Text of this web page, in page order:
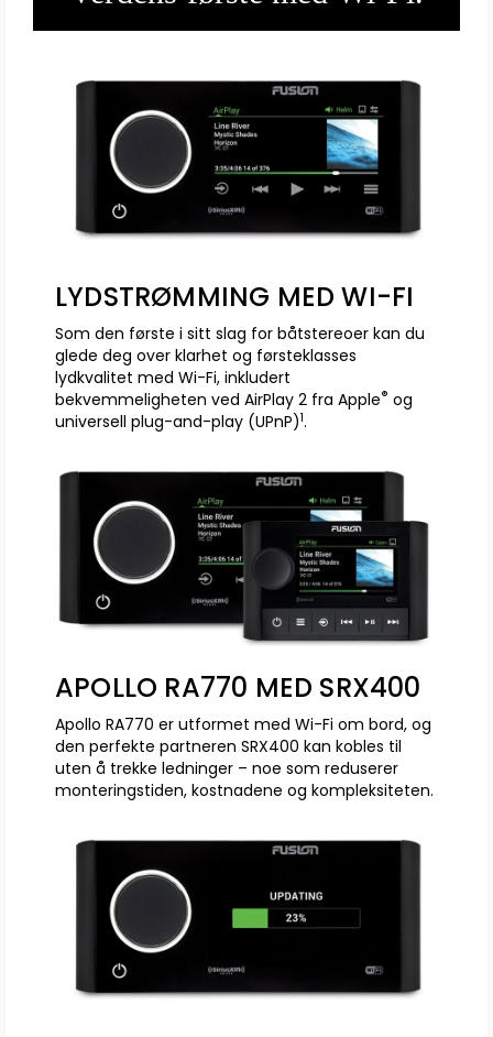
LYDSTRØMMING MED WI-FI
Som den første i sitt slag for båtstereoer kan du
glede deg over klarhet og førsteklasses
lydkvalitet med Wi-Fi, inkludert
bekvemmeligheten ved AirPlay 2 fra Apple® og
universell plug-and-play (UPnP)1.
APOLLO RA770 MED SRX400
Apollo RA770 er utformet med Wi-Fi om bord, og
den perfekte partneren SRX400 kan kobles til
uten å trekke ledninger – noe som reduserer
monteringstiden, kostnadene og kompleksiteten.